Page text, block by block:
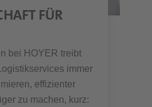
FÜR
bei HOYER treibt
immer
effizienter
zu machen, kurz: